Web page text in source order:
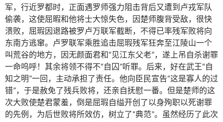
军，行近罗都时，正面遇罗师强力阻击背后又遭到卢戎军队
偷袭，这使屈暇和他将士大惊失色，因楚师腹背受敌，很快
溃败，屈瑕因退路被罗卢万联军截断，不得已率残军败将向
东南方逃窜。卢罗联军乘胜追击屈瑕残军狂奔至江陵山一个
叫荒谷的地方，因无颜面君和“见江东父老”，遂上吊自杀谢罪
一命呜呼！其余将领不得不“自囚”听罪。后来，好在武王“自
知之明”一回，主动承担了责任。他向臣民宣告“这是寡人的过
错”，于是赦免了残兵败将，还亲自抚慰一番。但是楚师的这
次大败使楚君蒙羞，倒是屈瑕自缢开创了以身殉职以死谢罪
的先例，为后世败将所效仿，树立了“典范”。虽然经历了此次